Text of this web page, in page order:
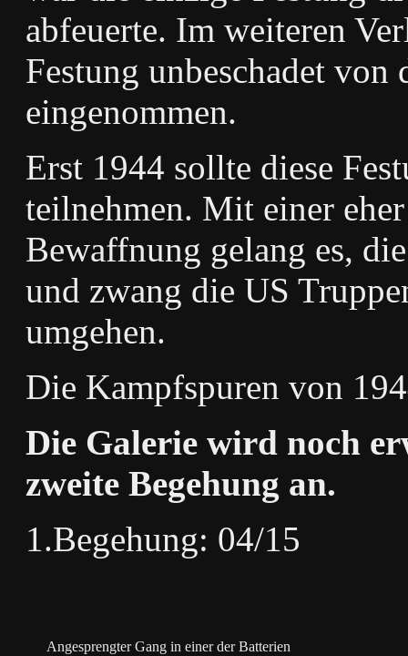
abfeuerte. Im weiteren
Festung unbeschadet von
eingenommen.
Erst 1944 sollte diese
teilnehmen. Mit einer
Bewaffnung gelang es,
und zwang die US
umgehen.
Die Kampfspuren von
Die Galerie wird noch
zweite Begehung an.
1.Begehung: 04/15
Angesprengter Gang in einer der Batterien